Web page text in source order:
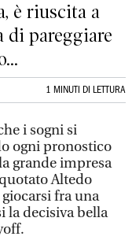
è riuscita a
di pareggiare
1 MINUTI DI LETTURA
i sogni si
ogni pronostico
grande impresa
Altedo
fra una
la decisiva bella